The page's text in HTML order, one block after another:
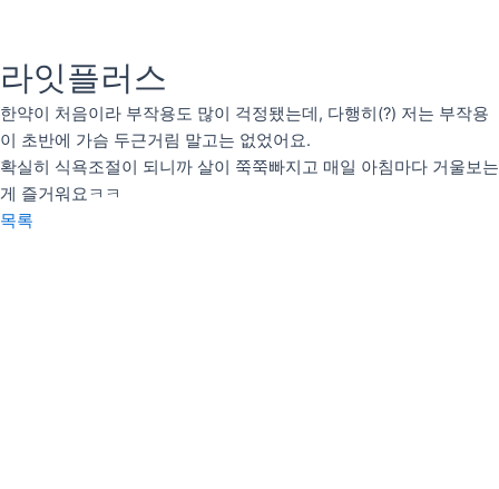
츠
로
건
너
뛰
기
인사말
의료인 소개
안티트러블
펄화이트
라잇플러스
한약이 처음이라 부작용도 많이 걱정됐는데, 다행히(?) 저는 부작용
이 초반에 가슴 두근거림 말고는 없었어요.
확실히 식욕조절이 되니까 살이 쭉쭉빠지고 매일 아침마다 거울보는
게 즐거워요ㅋㅋ
목록